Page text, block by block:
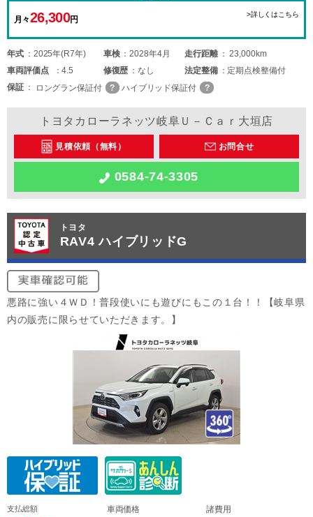
月々26,300円
>詳しくはこちら
年式 2025年(R7年) 車検 2028年4月 走行距離
23,000km
車両評価点 4.5 修復歴 なし 法定整備
定期点検整備付
保証
ロングラン保証付 ハイブリッド保証付
トヨタカローラネッツ岐阜Ｕ－Ｃａｒ大垣店
見積依頼（無料） お問合せ
0584-74-3305
トヨタ
RAV4 ハイブリッドG
悪路に強い４ＷＤ！普段使いにも遊びにもこの１台！！【岐阜県
内の販売に限らせていただきます。】
支払総額 車両価格 諸費用